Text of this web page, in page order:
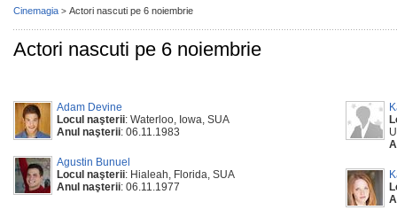
Actori nascuti pe 6 noiembrie
Adam Devine
Locul naşterii: Waterloo, Iowa, SUA
Anul naşterii: 06.11.1983
Agustin Bunuel
Locul naşterii: Hialeah, Florida, SUA
Anul naşterii: 06.11.1977
Cinemagia > Actori nascuti pe 6 noiembrie